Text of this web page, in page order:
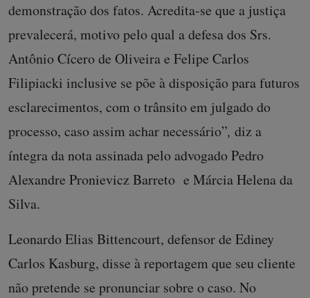
demonstração dos fatos. Acredita-se que a justiça
prevalecerá, motivo pelo qual a defesa dos Srs.
Antônio Cícero de Oliveira e Felipe Carlos
Filipiacki inclusive se põe à disposição para futuros
esclarecimentos, com o trânsito em julgado do
processo, caso assim achar necessário”, diz a
íntegra da nota assinada pelo advogado Pedro
Alexandre Pronievicz Barreto e Márcia Helena da
Silva.
Leonardo Elias Bittencourt, defensor de Ediney
Carlos Kasburg, disse à reportagem que seu cliente
não pretende se pronunciar sobre o caso. No